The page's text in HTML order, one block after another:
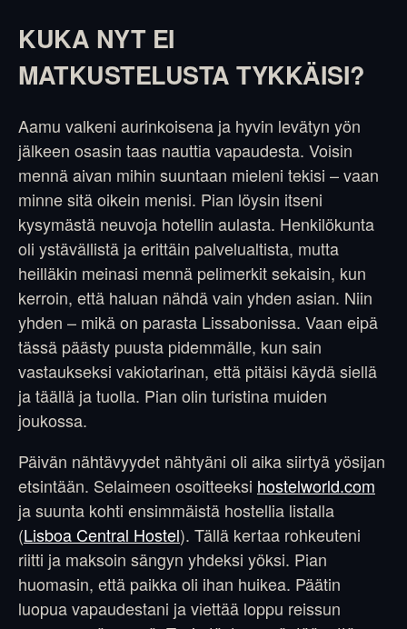
KUKA NYT EI
MATKUSTELUSTA TYKKÄISI?
Aamu valkeni aurinkoisena ja hyvin levätyn yön
jälkeen osasin taas nauttia vapaudesta. Voisin
mennä aivan mihin suuntaan mieleni tekisi – vaan
minne sitä oikein menisi. Pian löysin itseni
kysymästä neuvoja hotellin aulasta. Henkilökunta
oli ystävällistä ja erittäin palvelualtista, mutta
heilläkin meinasi mennä pelimerkit sekaisin, kun
kerroin, että haluan nähdä vain yhden asian. Niin
yhden – mikä on parasta Lissabonissa. Vaan eipä
tässä päästy puusta pidemmälle, kun sain
vastaukseksi vakiotarinan, että pitäisi käydä siellä
ja täällä ja tuolla. Pian olin turistina muiden
joukossa.
Päivän nähtävyydet nähtyäni oli aika siirtyä yösijan
etsintään. Selaimeen osoitteeksi hostelworld.com
ja suunta kohti ensimmäistä hostellia listalla
(Lisboa Central Hostel). Tällä kertaa rohkeuteni
riitti ja maksoin sängyn yhdeksi yöksi. Pian
huomasin, että paikka oli ihan huikea. Päätin
luopua vapaudestani ja viettää loppu reissun